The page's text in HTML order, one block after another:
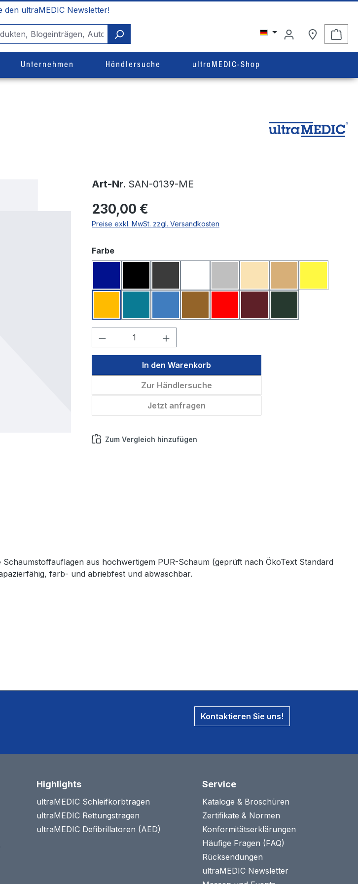
den ultraMEDIC Newsletter!
Unternehmen Händlersuche ultraMEDIC-Shop
Art-Nr. SAN-0139-ME
230,00 €
Preise exkl. MwSt. zzgl. Versandkosten
Farbeauswählen
Produkt Anzahl: Gib den gewünschten Wert
In den Warenkorb
Zur Händlersuche
Jetzt anfragen
Zum Vergleich hinzufügen
aus hochwertigem PUR-Schaum (geprüft nach ÖkoText Standard
farb- und abriebfest und abwaschbar.
Kontaktieren Sie uns!
Highlights
ultraMEDIC Schleifkorbtragen
ultraMEDIC Rettungstragen
ultraMEDIC Defibrillatoren (AED)
Service
Kataloge & Broschüren
Zertifikate & Normen
Konformitätserklärungen
Häufige Fragen (FAQ)
Rücksendungen
ultraMEDIC Newsletter